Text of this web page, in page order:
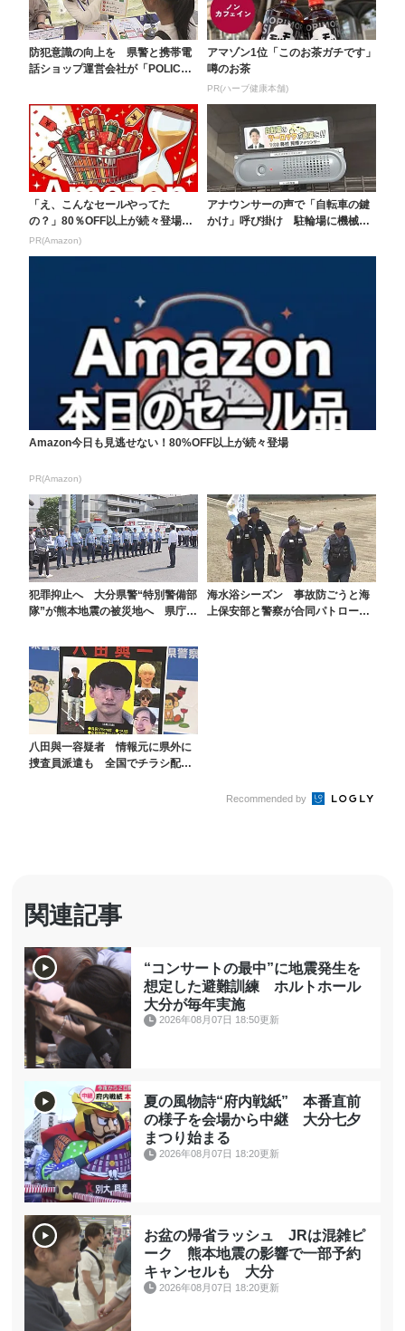
防犯意識の向上を 県警と携帯電
話ショップ運営会社が「POLICE
アマゾン1位「このお茶ガチです」
噂のお茶
PR(ハーブ健康本舗)
「え、こんなセールやってた
の？」80％OFF以上が続々登場！
Amazonの本気が...
PR(Amazon)
アナウンサーの声で「自転車の鍵
かけ」呼び掛け 駐輪場に機械設
Amazon今日も見逃せない！80%OFF以上が続々登場
PR(Amazon)
犯罪抑止へ 大分県警“特別警備部
隊”が熊本地震の被災地へ 県庁で
海水浴シーズン 事故防ごうと海
上保安部と警察が合同パトロー
八田與一容疑者 情報元に県外に
捜査員派遣も 全国でチラシ配っ
Recommended by
関連記事
“コンサートの最中”に地震発生を
想定した避難訓練 ホルトホール
大分が毎年実施
2026年08月07日 18:50更新
夏の風物詩“府内戦紙” 本番直前
の様子を会場から中継 大分七夕
まつり始まる
2026年08月07日 18:20更新
お盆の帰省ラッシュ JRは混雑ピ
ーク 熊本地震の影響で一部予約
キャンセルも 大分
2026年08月07日 18:20更新